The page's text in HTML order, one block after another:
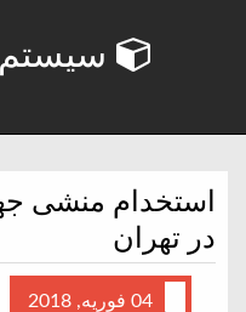
سیستم
استخدام منشی
در تهران
04 فوریه, 2018